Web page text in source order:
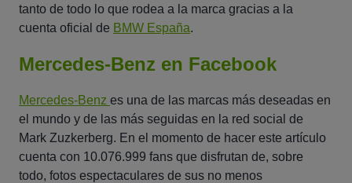
tanto de todo lo que rodea a la marca gracias a la
cuenta oficial de BMW España.
Mercedes-Benz en Facebook
Mercedes-Benz es una de las marcas más deseadas en
el mundo y de las más seguidas en la red social de
Mark Zuzkerberg. En el momento de hacer este artículo
cuenta con 10.076.999 fans que disfrutan de, sobre
todo, fotos espectaculares de sus no menos